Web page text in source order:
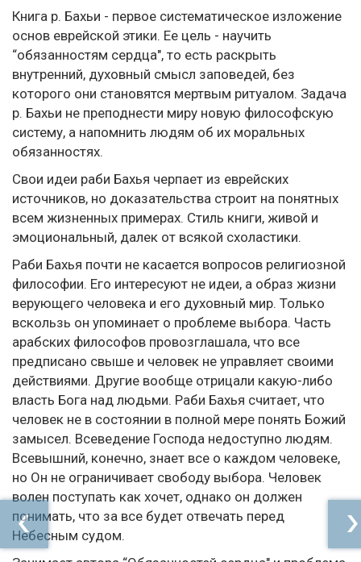
Книга р. Бахьи - первое систематическое изложение
основ еврейской этики. Ее цель - научить
“обязанностям сердца", то есть раскрыть
внутренний, духовный смысл заповедей, без
которого они становятся мертвым ритуалом. Задача
р. Бахьи не преподнести миру новую философскую
систему, а напомнить людям об их моральных
обязанностях.
Свои идеи раби Бахья черпает из еврейских
источников, но доказательства строит на понятных
всем жизненных примерах. Стиль книги, живой и
эмоциональный, далек от всякой схоластики.
Раби Бахья почти не касается вопросов религиозной
философии. Его интересуют не идеи, а образ жизни
верующего человека и его духовный мир. Только
вскользь он упоминает о проблеме выбора. Часть
арабских философов провозглашала, что все
предписано свыше и человек не управляет своими
действиями. Другие вообще отрицали какую-либо
власть Бога над людьми. Раби Бахья считает, что
человек не в состоянии в полной мере понять Божий
замысел. Всеведение Господа недоступно людям.
Всевышний, конечно, знает все о каждом человеке,
но Он не ограничивает свободу выбора. Человек
волен поступать как хочет, однако он должен
понимать, что за все будет отвечать перед
Небесным судом.